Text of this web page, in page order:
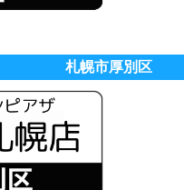
札幌市厚別区